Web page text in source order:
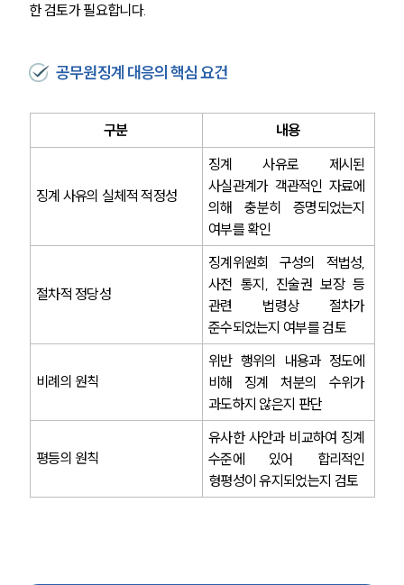
한 검토가 필요합니다.
공무원징계 대응의 핵심 요건
구분 내용
징계 사유의 실체적 적정성
징계 사유로 제시된
사실관계가 객관적인 자료에
의해 충분히 증명되었는지
여부를 확인
절차적 정당성
징계위원회 구성의 적법성,
사전 통지, 진술권 보장 등
관련 법령상 절차가
준수되었는지 여부를 검토
비례의 원칙
위반 행위의 내용과 정도에
비해 징계 처분의 수위가
과도하지 않은지 판단
평등의 원칙
유사한 사안과 비교하여 징계
수준에 있어 합리적인
형평성이 유지되었는지 검토